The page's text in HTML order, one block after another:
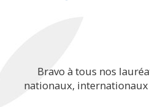
Bravo à tous nos
nationaux, internationaux